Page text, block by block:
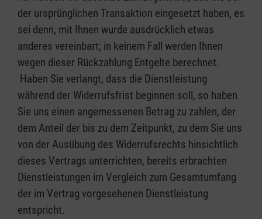
der ursprünglichen Transaktion eingesetzt haben, es
sei denn, mit Ihnen wurde ausdrücklich etwas
anderes vereinbart; in keinem Fall werden Ihnen
wegen dieser Rückzahlung Entgelte berechnet.
Haben Sie verlangt, dass die Dienstleistung
während der Widerrufsfrist beginnen soll, so haben
Sie uns einen angemessenen Betrag zu zahlen, der
dem Anteil der bis zu dem Zeitpunkt, zu dem Sie uns
von der Ausübung des Widerrufsrechts hinsichtlich
dieses Vertrags unterrichten, bereits erbrachten
Dienstleistungen im Vergleich zum Gesamtumfang
der im Vertrag vorgesehenen Dienstleistung
entspricht.